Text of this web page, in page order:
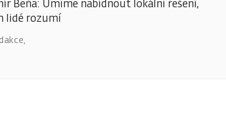
Beňa: Umíme nabídnout lokální řešení,
lidé rozumí
,